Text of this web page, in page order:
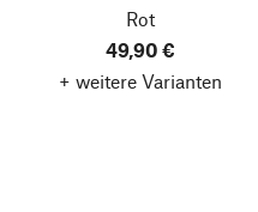
Rot
49,90 €
+ weitere Varianten